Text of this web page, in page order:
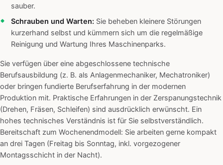
sauber.
Schrauben und Warten: Sie beheben kleinere Störungen
kurzerhand selbst und kümmern sich um die regelmäßige
Reinigung und Wartung Ihres Maschinenparks.
Sie verfügen über eine abgeschlossene technische
Berufsausbildung (z. B. als Anlagenmechaniker, Mechatroniker)
oder bringen fundierte Berufserfahrung in der modernen
Produktion mit. Praktische Erfahrungen in der Zerspanungstechnik
(Drehen, Fräsen, Schleifen) sind ausdrücklich erwünscht. Ein
hohes technisches Verständnis ist für Sie selbstverständlich.
Bereitschaft zum Wochenendmodell: Sie arbeiten gerne kompakt
an drei Tagen (Freitag bis Sonntag, inkl. vorgezogener
Montagsschicht in der Nacht).